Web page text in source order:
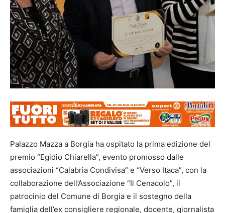
Palazzo Mazza a Borgia ha ospitato la prima edizione del
premio “Egidio Chiarella”, evento promosso dalle
associazioni “Calabria Condivisa” e “Verso Itaca”, con la
collaborazione dell’Associazione “Il Cenacolo”, il
patrocinio del Comune di Borgia e il sostegno della
famiglia dell’ex consigliere regionale, docente, giornalista